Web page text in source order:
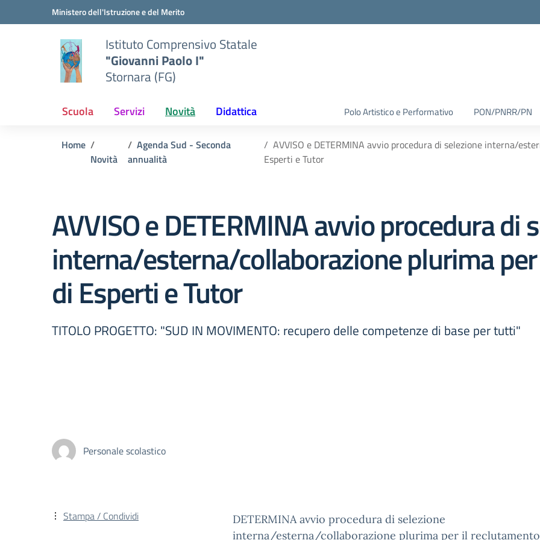
Vai ai contenuti
Vai al menu di navigazioneMinistero dell'Istruzione e del Merito
Istituto Comprensivo Statale
"Giovanni Paolo I"
Stornara (FG)
Scuola Servizi Novità Didattica Polo Artistico e Performativo PON/PNRR/PN
Home
Novità
Agenda Sud - Seconda
annualità
AVVISO e DETERMINA avvio procedura di selezione interna/
Esperti e Tutor
AVVISO e DETERMINA avvio procedura di
interna/esterna/collaborazione plurima
di Esperti e Tutor
TITOLO PROGETTO: "SUD IN MOVIMENTO: recupero delle competenze di base per tutti"
Personale scolastico
DETERMINA avvio procedura di selezione
interna/esterna/collaborazione plurima per il
Stampa / Condividi